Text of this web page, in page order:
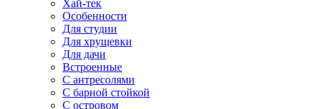
Хай-тек
Особенности
Для студии
Для хрущевки
Для дачи
Встроенные
С антресолями
С барной стойкой
С островом